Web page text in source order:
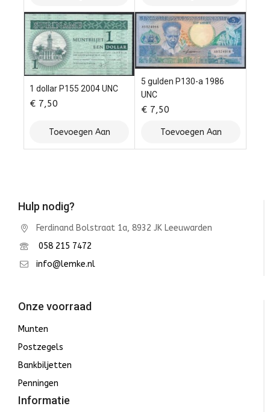
Winkelwagen
Winkelwagen
1 dollar P155 2004 UNC
€ 7,50
Toevoegen Aan
Winkelwagen
5 gulden P130-a 1986
UNC
€ 7,50
Toevoegen Aan
Winkelwagen
Hulp nodig?
Ferdinand Bolstraat 1a, 8932 JK Leeuwarden
058 215 7472
info@lemke.nl
Onze voorraad
Munten
Postzegels
Bankbiljetten
Penningen
Informatie